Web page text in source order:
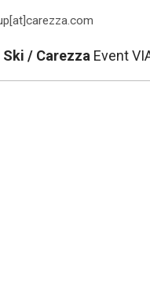
/ Carezza Event